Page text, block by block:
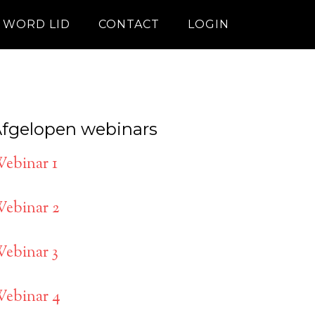
WORD LID CONTACT LOGIN
webinars
1
2
3
4